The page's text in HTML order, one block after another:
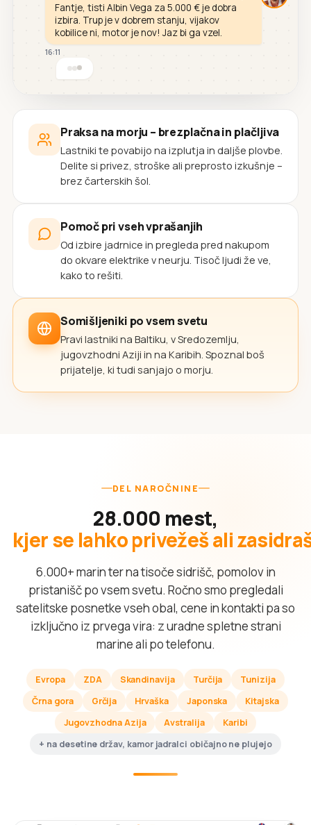
Fantje, tisti Albin Vega za 5.000 € je dobra
izbira. Trup je v dobrem stanju, vijakov
kobilice ni, motor je nov! Jaz bi ga vzel.
16:11
Praksa na morju – brezplačna in plačljiva
Lastniki te povabijo na izplutja in daljše plovbe.
Delite si privez, stroške ali preprosto izkušnje –
brez čarterskih šol.
Pomoč pri vseh vprašanjih
Od izbire jadrnice in pregleda pred nakupom
do okvare elektrike v neurju. Tisoč ljudi že ve,
kako to rešiti.
Somišljeniki po vsem svetu
Pravi lastniki na Baltiku, v Sredozemlju,
jugovzhodni Aziji in na Karibih. Spoznal boš
prijatelje, ki tudi sanjajo o morju.
DEL NAROČNINE
28.000 mest,
kjer se lahko privežeš ali
6.000+ marin ter na tisoče sidrišč, pomolov in
pristanišč po vsem svetu. Ročno smo pregledali
satelitske posnetke vseh obal, cene in kontakti pa so
izključno iz prvega vira: z uradne spletne strani
marine ali po telefonu.
Evropa ZDA Skandinavija Turčija
Tunizija
Črna gora
Grčija Hrvaška Japonska
Kitajska
Jugovzhodna Azija
Avstralija
Karibi
+ na desetine držav, kamor jadralci običajno ne plujejo